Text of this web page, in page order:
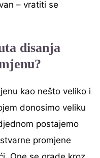
– vratiti se
disanja
kao nešto veliko i
donosimo veliku
postajemo
promjene